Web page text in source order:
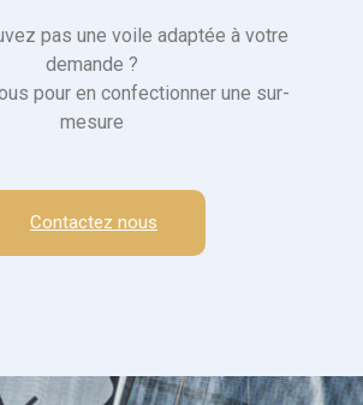
pas une voile adaptée à votre
demande ?
pour en confectionner une sur-
mesure
Contactez nous